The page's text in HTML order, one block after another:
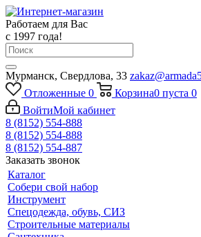
Работаем для Вас
с 1997 года!
Мурманск, Свердлова, 33
Отложенные 0 Корзина0 пуста 0
ВойтиМой кабинет
8 (8152) 554-888
8 (8152) 554-888
8 (8152) 554-887
Заказать звонок
Каталог
Собери свой набор
Инструмент
Спецодежда, обувь, СИЗ
Строительные материалы